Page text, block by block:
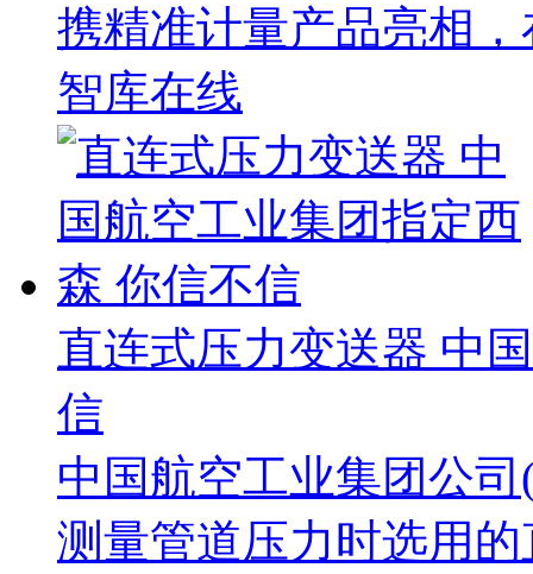
携精准计量产品亮相
智库在线
直连式压力变送器 中
信
中国航空工业集团公
测量管道压力时选用